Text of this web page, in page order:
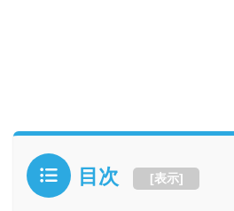
目次 [表示]